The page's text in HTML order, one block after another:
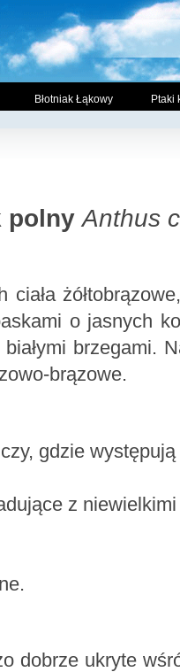
Błotniak Łąkowy Ptaki
polnyAnthus
ciała
o jasnych
brzegami.
brązowe.
gdzie
z
dobrze ukryte